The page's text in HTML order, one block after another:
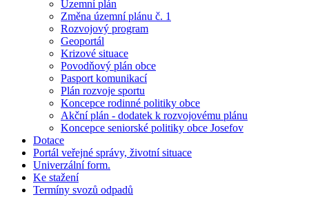
Územní plán
Změna územní plánu č. 1
Rozvojový program
Geoportál
Krizové situace
Povodňový plán obce
Pasport komunikací
Plán rozvoje sportu
Koncepce rodinné politiky obce
Akční plán - dodatek k rozvojovému plánu
Koncepce seniorské politiky obce Josefov
Dotace
Portál veřejné správy, životní situace
Univerzální form.
Ke stažení
Termíny svozů odpadů